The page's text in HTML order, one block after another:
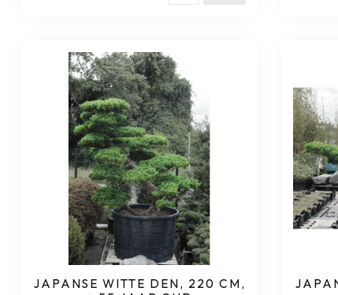
JAPANSE WITTE DEN, 220 CM,